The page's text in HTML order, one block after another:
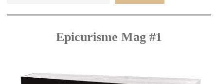
Epicurisme Mag #1